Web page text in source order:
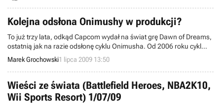
prawie 100 tysięcy egzemplarzy.
Kolejna odsłona Onimushy w produkcji?
To już trzy lata, odkąd Capcom wydał na świat grę Dawn of Dreams,
ostatnią jak na razie odsłonę cyklu Onimusha. Od 2006 roku cykl
japońskich gier akcji z domieszką RPG nie doczekał się nowych
części, jednak wkrótce sytuacja ta może się zmienić. Wszystko za
sprawą tajemniczej witryny, którą wydawca serii uruchomił
niedawno, by zainteresować fanów swym kolejnym projektem.
Marek Grochowski1 lipca 2009 13:50
Wieści ze świata (Battlefield Heroes, NBA2K10,
Wii Sports Resort) 1/07/09